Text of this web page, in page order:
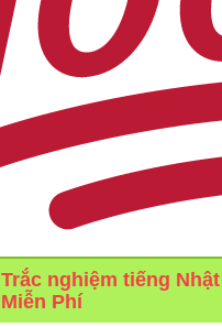
Trắc nghiệm tiếng Nhật
Miễn Phí